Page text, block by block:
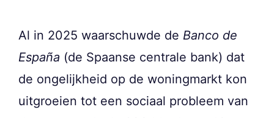
Al in 2025 waarschuwde de Banco de
España (de Spaanse centrale bank) dat
de ongelijkheid op de woningmarkt kon
uitgroeien tot een sociaal probleem van